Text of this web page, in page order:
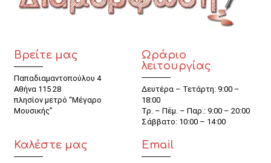
Βρείτε μας
Παπαδιαμαντοπούλου 4
Αθήνα 115 28
πλησίον μετρό “Μέγαρο
Μουσικής”
Ωράριο
λειτουργίας
Δευτέρα – Τετάρτη: 9:00 –
18:00
Τρ. – Πέμ. – Παρ.: 9:00 – 20:00
Σάββατο: 10:00 – 14:00
Καλέστε μας Email